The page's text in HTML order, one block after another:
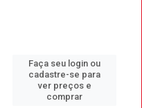
Faça seu login ou
cadastre-se para
ver preços e
comprar